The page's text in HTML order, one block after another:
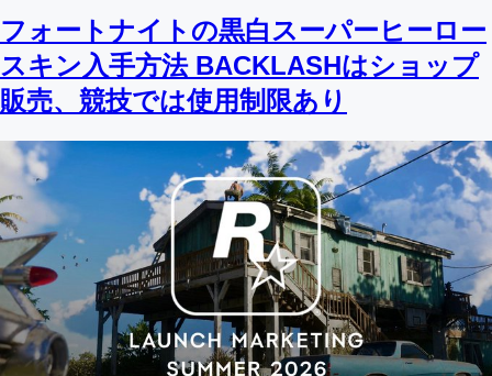
フォートナイトの黒白スーパーヒーロー
スキン入手方法 BACKLASHはショップ
販売、競技では使用制限あり